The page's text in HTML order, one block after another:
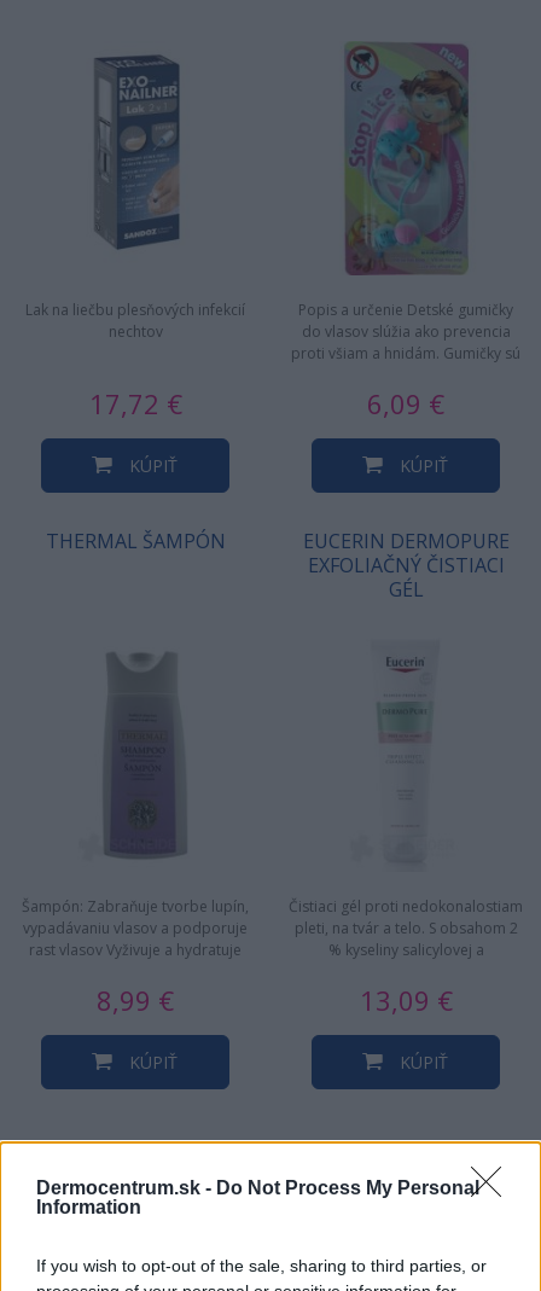
Dermocentrum.sk - Do Not Process My Personal
Information
If you wish to opt-out of the sale, sharing to third parties, or
Lak na liečbu plesňových infekcií
nechtov
17,72 €
KÚPIŤ
Popis a určenie Detské gumičky
do vlasov slúžia ako prevencia
proti všiam a hnidám. Gumičky sú
6,09 €
KÚPIŤ
THERMAL ŠAMPÓN
Šampón: Zabraňuje tvorbe lupín,
vypadávaniu vlasov a podporuje
rast vlasov Vyživuje a hydratuje
8,99 €
KÚPIŤ
EUCERIN DERMOPURE
EXFOLIAČNÝ ČISTIACI
GÉL
Čistiaci gél proti nedokonalostiam
pleti, na tvár a telo. S obsahom 2
% kyseliny salicylovej a
13,09 €
KÚPIŤ
NAJNOVŠIE ČLÁNKY V
NAŠOM BLOGU